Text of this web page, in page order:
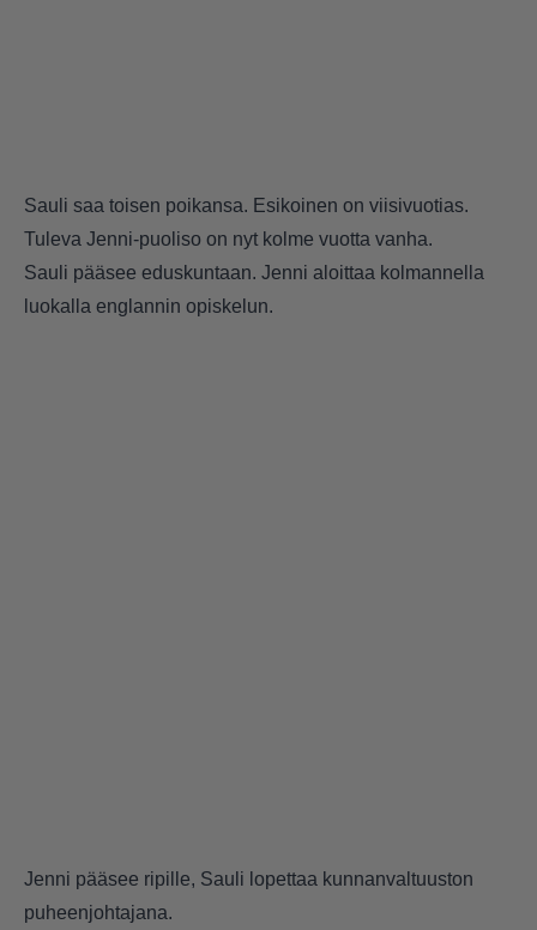
Sauli saa toisen poikansa. Esikoinen on viisivuotias.
Tuleva Jenni-puoliso on nyt kolme vuotta vanha.
Sauli pääsee eduskuntaan. Jenni aloittaa kolmannella
luokalla englannin opiskelun.
Jenni pääsee ripille, Sauli lopettaa kunnanvaltuuston
puheenjohtajana.